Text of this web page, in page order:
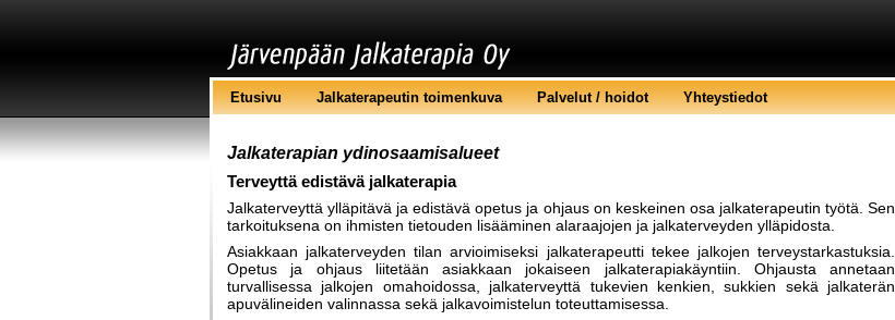
Etusivu Jalkaterapeutin toimenkuva Palvelut / hoidot Yhteystiedot
Jalkaterapian ydinosaamisalueet
Terveyttä edistävä jalkaterapia
Jalkaterveyttä ylläpitävä ja edistävä opetus ja ohjaus on keskeinen osa jalkaterapeutin työtä. Sen
tarkoituksena on ihmisten tietouden lisääminen alaraajojen ja jalkaterveyden ylläpidosta.
Asiakkaan jalkaterveyden tilan arvioimiseksi jalkaterapeutti tekee jalkojen terveystarkastuksia.
Opetus ja ohjaus liitetään asiakkaan jokaiseen jalkaterapiakäyntiin. Ohjausta annetaan
turvallisessa jalkojen omahoidossa, jalkaterveyttä tukevien kenkien, sukkien sekä jalkaterän
apuvälineiden valinnassa sekä jalkavoimistelun toteuttamisessa.